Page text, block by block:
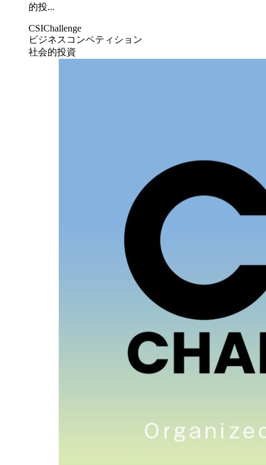
的投...
CSIChallenge
ビジネスコンペティション
社会的投資